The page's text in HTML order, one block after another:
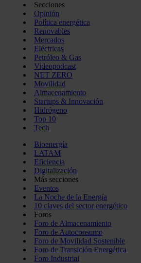
Secciones
Opinión
Política energética
Renovables
Mercados
Eléctricas
Petróleo & Gas
Videopodcast
NET ZERO
Movilidad
Almacenamiento
Startups & Innovación
Hidrógeno
Top 10
Tech
Bioenergía
LATAM
Eficiencia
Digitalización
Más secciones
Eventos
La Noche de la Energía
10 claves del sector energético
Foros
Foro de Almacenamiento
Foro de Autoconsumo
Foro de Movilidad Sostenible
Foro de Transición Energética
Foro Industrial